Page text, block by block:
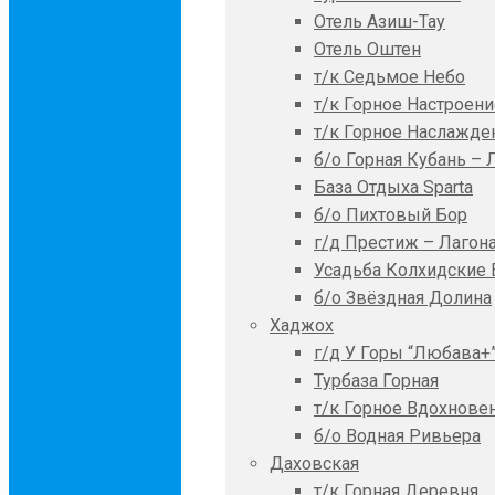
Отель Азиш-Тау
Отель Оштен
т/к Седьмое Небо
т/к Горное
т/к Горное
б/о Горная Кубань –
База Отдыха Sparta
б/о Пихтовый Бор
г/д Престиж –
Усадьба Колхидские
б/о Звёздная Долина
Хаджох
г/д У Горы “Любава+”
Турбаза Горная
т/к Горное
б/о Водная Ривьера
Даховская